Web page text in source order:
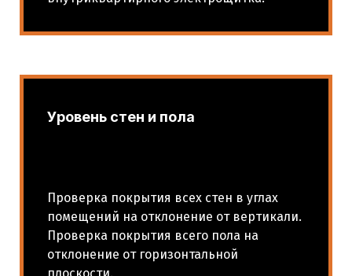
Уровень стен и пола
Проверка покрытия всех стен в углах
помещений на отклонение от вертикали.
Проверка покрытия всего пола на
отклонение от горизонтальной